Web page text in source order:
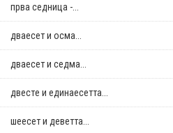
прва седница -...
дваесет и осма...
дваесет и седма...
двестe и единаесетта...
шеесет и деветта...